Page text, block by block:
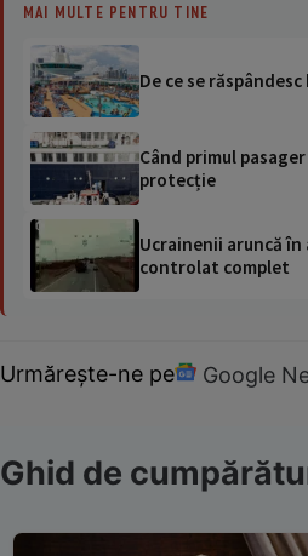
MAI MULTE PENTRU TINE
De ce se
Când primul
protecție
Ucrainenii aruncă în
controlat complet
Urmărește-ne pe Google
Ghid de